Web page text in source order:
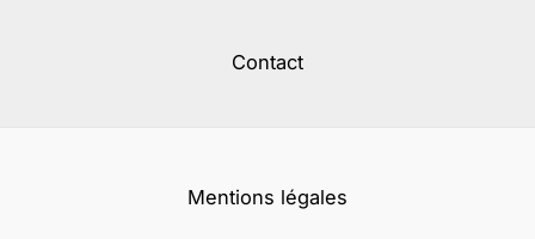
Contact
Mentions légales